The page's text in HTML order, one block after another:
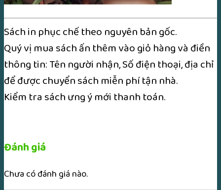
Sách in phục chế theo nguyên bản gốc.
Quý vị mua sách ấn thêm vào giỏ hàng và điền
thông tin: Tên người nhận, Số điện thoại, địa chỉ
để được chuyển sách miễn phí tận nhà.
Kiểm tra sách ưng ý mới thanh toán.
Đánh giá
Chưa có đánh giá nào.